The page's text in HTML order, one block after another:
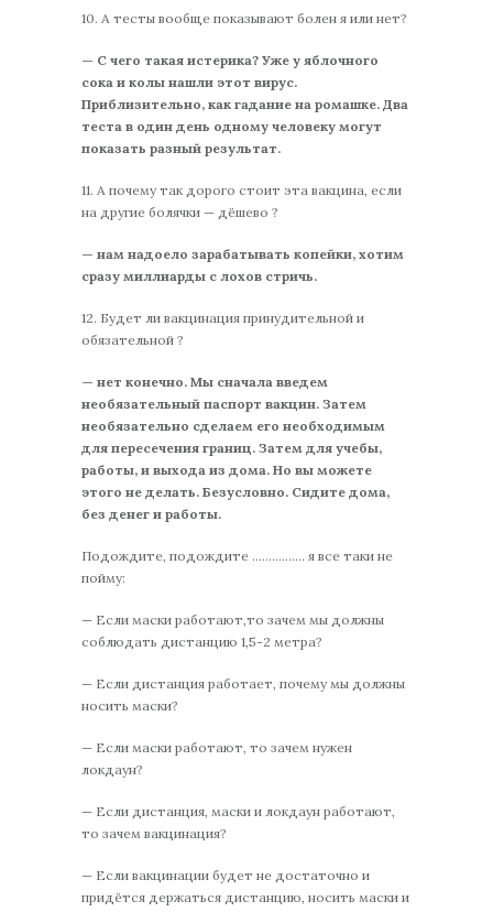
10. А тесты вообще показывают болен я или нет?
— С чего такая истерика? Уже у яблочного
сока и колы нашли этот вирус.
Приблизительно, как гадание на ромашке. Два
теста в один день одному человеку могут
показать разный результат.
11. А почему так дорого стоит эта вакцина, если
на другие болячки — дёшево ?
— нам надоело зарабатывать копейки, хотим
сразу миллиарды с лохов стричь.
12. Будет ли вакцинация принудительной и
обязательной ?
— нет конечно. Мы сначала введем
необязательный паспорт вакцин. Затем
необязательно сделаем его необходимым
для пересечения границ. Затем для учебы,
работы, и выхода из дома. Но вы можете
этого не делать. Безусловно. Сидите дома,
без денег и работы.
Подождите, подождите ……………. я все таки не
пойму:
— Если маски работают,то зачем мы должны
соблюдать дистанцию 1,5-2 метра?
— Если дистанция работает, почему мы должны
носить маски?
— Если маски работают, то зачем нужен
локдаун?
— Если дистанция, маски и локдаун работают,
то зачем вакцинация?
— Если вакцинации будет не достаточно и
придётся держаться дистанцию, носить маски и